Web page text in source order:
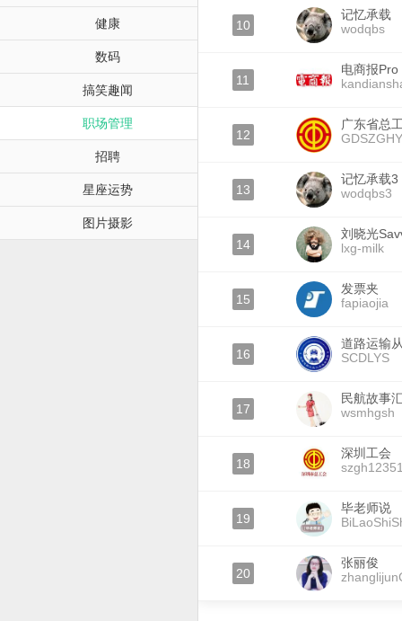
健康
数码
搞笑趣闻
职场管理
招聘
星座运势
图片摄影
10
记忆承载
wodqbs
11
电商报Pro
12
广东省总
13
记忆承载3
wodqbs3
14
刘晓光
lxg-milk
15
发票夹
fapiaojia
16
道路运输
SCDLYS
17
民航故事
wsmhgsh
18
深圳工会
19
毕老师说
20
张丽俊